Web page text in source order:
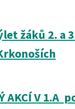
žáků 2. a
AKCÍ V 1.A